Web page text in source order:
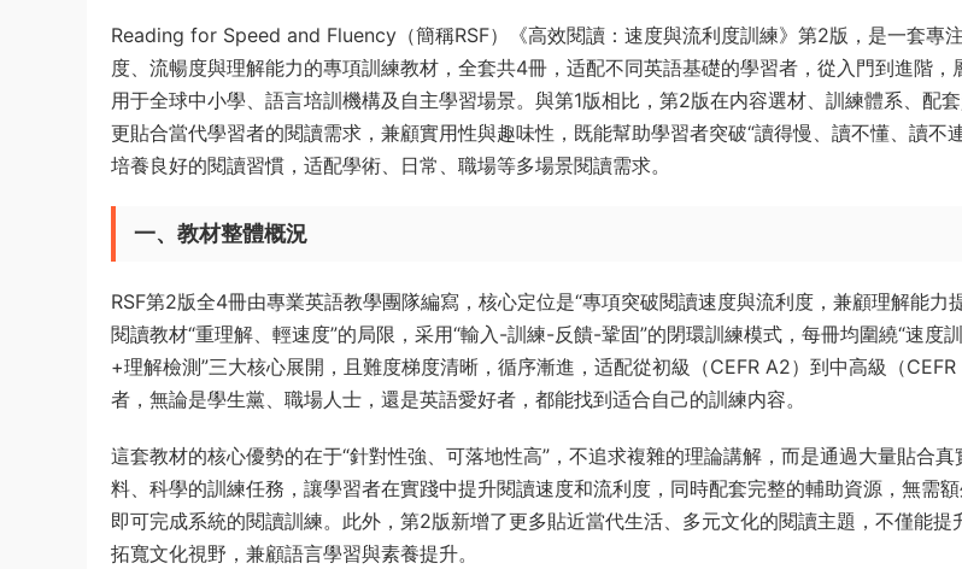
Reading for Speed and Fluency（簡稱RSF）《高效閱讀：速度與流利度訓練》第2版，是一套專
度、流暢度與理解能力的專項訓練教材，全套共4冊，适配不同英語基礎的學習者，從入門到進階，
用于全球中小學、語言培訓機構及自主學習場景。與第1版相比，第2版在内容選材、訓練體系、配套
更貼合當代學習者的閱讀需求，兼顧實用性與趣味性，既能幫助學習者突破“讀得慢、讀不懂、讀不
培養良好的閱讀習慣，适配學術、日常、職場等多場景閱讀需求。
一、教材整體概況
RSF第2版全4冊由專業英語教學團隊編寫，核心定位是“專項突破閱讀速度與流利度，兼顧理解能力
閱讀教材“重理解、輕速度”的局限，采用“輸入-訓練-反饋-鞏固”的閉環訓練模式，每冊均圍繞“速度
+理解檢測”三大核心展開，且難度梯度清晰，循序漸進，适配從初級（CEFR A2）到中高級（
者，無論是學生黨、職場人士，還是英語愛好者，都能找到适合自己的訓練内容。
這套教材的核心優勢的在于“針對性強、可落地性高”，不追求複雜的理論講解，而是通過大量貼合
料、科學的訓練任務，讓學習者在實踐中提升閱讀速度和流利度，同時配套完整的輔助資源，無需額
即可完成系統的閱讀訓練。此外，第2版新增了更多貼近當代生活、多元文化的閱讀主題，不僅能提
拓寬文化視野，兼顧語言學習與素養提升。